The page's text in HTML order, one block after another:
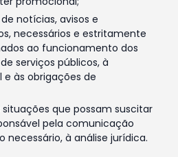
notícias, avisos e
necessários e estritamente
ao funcionamento dos
serviços públicos, à
às obrigações de
que possam suscitar
pela comunicação
necessário, à análise jurídica.